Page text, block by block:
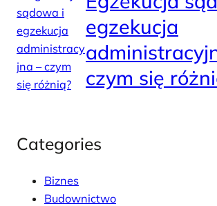
egzekucja
czym się
Categories
Biznes
Budownictwo